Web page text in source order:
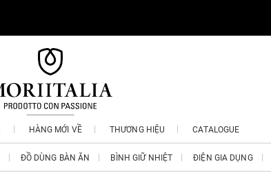
HÀNG MỚI VỀ THƯƠNG HIỆU CATALOGUE
ĐỒ DÙNG BÀN ĂN BÌNH GIỮ NHIỆT ĐIỆN GIA DỤNG